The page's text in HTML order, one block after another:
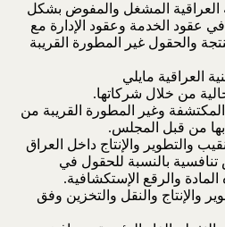
العراقية المشغل والمفوض بشكل
عقود الخدمة وعقود الإدارة مع
والحقول غير المطورة القريبة
العراقية مايلي
من خلال شركاتها.
وغير المطورة القريبة من
بها من قبل المجلس.
والتطوير والإنتاج داخل العراق
بالنسبة للحقول في
والرقع الإستكشافية.
والإنتاج والنقل والتخزين وفق